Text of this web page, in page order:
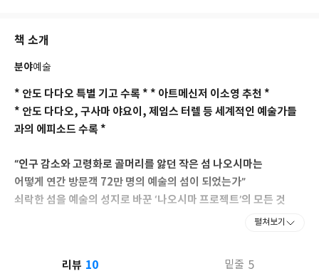
젝트’를 기획했다. 2002년 무렵에는 모네의 <수련>을 구입한 것을
연 2004년 지추미술관 관장 및 나오시마 후쿠타케미술관 재단 상무
이사로 취임했으며, 베네세 아트사이트 나오시마의 아티스틱 디렉
터로도 활동했다. 3만여 명에 불과했던 베네세 아트사이트 나오시
마의 연간 방문객 수는 2005년 12만 명을 돌파하며 최초로 흑자 전
환을 달성했다. 2006년에는 나오시마를 떠나 이듬해 가나자와 21세
록하며 이곳을 일본에서 가장 많은 사람이 찾는 현대미술관으로 성
장시켰다. 이후로는 도쿄예술대학 대학미술관 관장 겸 교수 그리고
네리마 구립미술관 관장 등을 역임했다. 저서로는 『왜 성공한 리더
책 소개
분야예술
* 안도 다다오 특별 기고 수록 * * 아트메신저 이소영 추천 *
* 안도 다다오, 구사마 야요이, 제임스 터렐 등 세계적인 예술가들
과의 에피소드 수록 *
“인구 감소와 고령화로 골머리를 앓던 작은 섬 나오시마는
어떻게 연간 방문객 72만 명의 예술의 섬이 되었는가”
쇠락한 섬을 예술의 성지로 바꾼 ‘나오시마 프로젝트’의 모든 것
오, 제임스 터렐, 월터 드 마리아의 설치 작품과 안도 다다오의 건축
펼쳐보기
리뷰 10 밑줄 5